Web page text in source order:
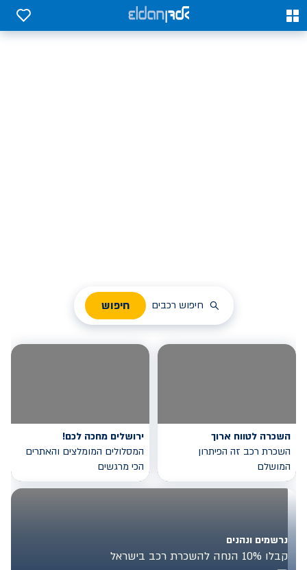
0
0
חיפוש רכבים חיפוש
השכרה לטווח ארוך
השכרת רכב זה הפיתרון
המושלם
ירושלים מחכה לכם!
המסלולים המומלצים והאתרים
הכי מרגשים
נרשמים ונהנים
קבלו 10% הנחה להשכרת רכב בישראל